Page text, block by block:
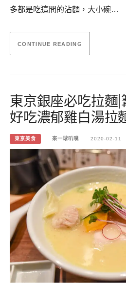
多都是吃這間的沾麵，大小碗…
CONTINUE READING
東京銀座必吃拉麵|
好吃濃郁雞白湯拉
東京美食 來一球叭噗 2020-02-11